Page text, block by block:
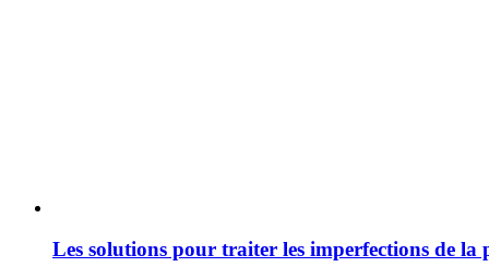
Les solutions pour traiter les imperfections de la